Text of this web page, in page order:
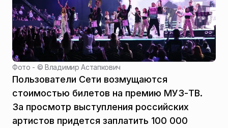
Фото - ©Владимир Астапкович
Пользователи Сети возмущаются
стоимостью билетов на премию МУЗ-ТВ.
За просмотр выступления российских
артистов придется заплатить 100 000